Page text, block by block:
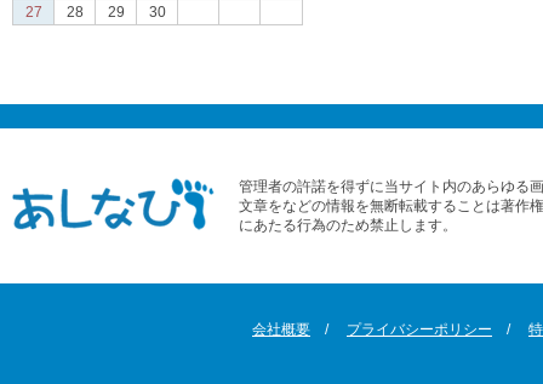
27
28 29 30
管理者の許諾を得ずに当サイト内のあらゆる
文章をなどの情報を無断転載することは著作
にあたる行為のため禁止します。
会社概要 プライバシーポリシー